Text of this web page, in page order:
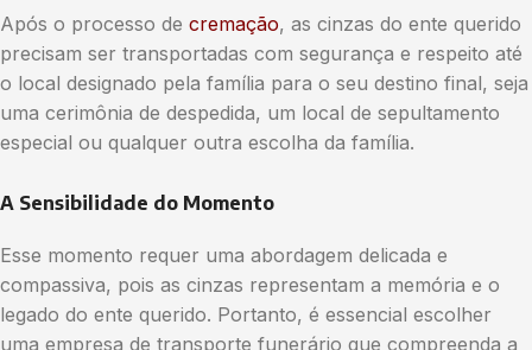
Após o processo de cremação, as cinzas do ente querido
precisam ser transportadas com segurança e respeito até
o local designado pela família para o seu destino final, seja
uma cerimônia de despedida, um local de sepultamento
especial ou qualquer outra escolha da família.
A Sensibilidade do Momento
Esse momento requer uma abordagem delicada e
compassiva, pois as cinzas representam a memória e o
legado do ente querido. Portanto, é essencial escolher
uma empresa de transporte funerário que compreenda a